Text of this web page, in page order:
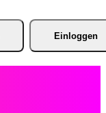
Einloggen